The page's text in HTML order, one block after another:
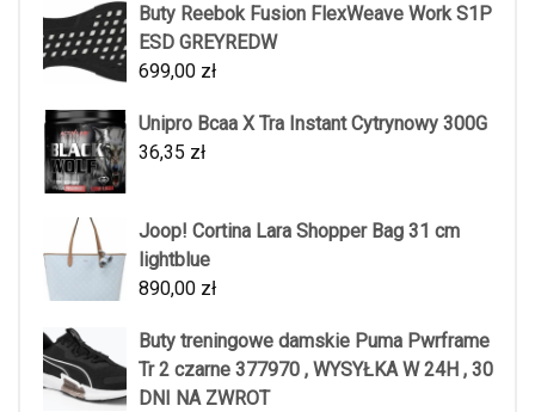
Buty Reebok Fusion FlexWeave Work S1P
ESD GREYREDW
699,00 zł
Unipro Bcaa X Tra Instant Cytrynowy 300G
36,35 zł
Joop! Cortina Lara Shopper Bag 31 cm
lightblue
890,00 zł
Buty treningowe damskie Puma Pwrframe
Tr 2 czarne 377970 , WYSYŁKA W 24H , 30
DNI NA ZWROT